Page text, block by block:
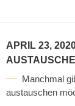
APRIL 23,
Manchmal
austauschen